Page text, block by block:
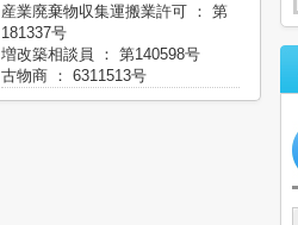
産業廃棄物収集運搬業許可 ： 第
181337号
増改築相談員 ： 第140598号
古物商 ： 6311513号